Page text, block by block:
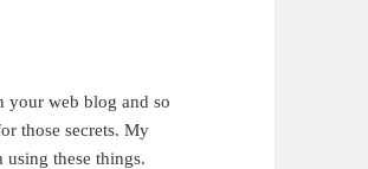
your web blog and so
those secrets. My
these things.